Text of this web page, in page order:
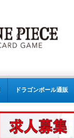
ドラゴンボール通販